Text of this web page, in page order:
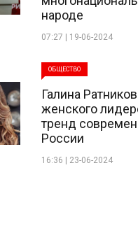
народе
07:27 | 19-06-2024
ОБЩЕСТВО
Галина
женского
тренд
России
16:36 | 23-06-2024